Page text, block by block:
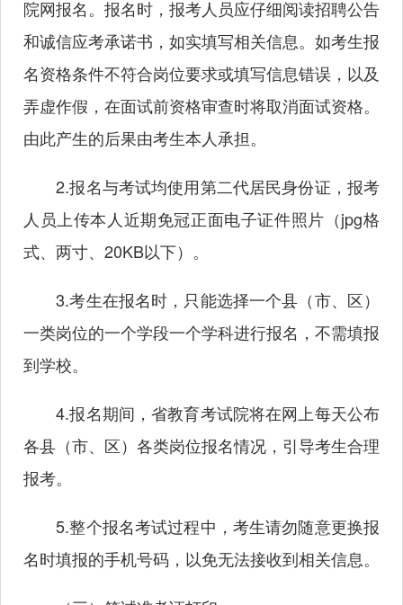
院网报名。报名时，报考人员应仔细阅读招聘公告
和诚信应考承诺书，如实填写相关信息。如考生报
名资格条件不符合岗位要求或填写信息错误，以及
弄虚作假，在面试前资格审查时将取消面试资格。
由此产生的后果由考生本人承担。
2.报名与考试均使用第二代居民身份证，报考
人员上传本人近期免冠正面电子证件照片（jpg格
式、两寸、20KB以下）。
3.考生在报名时，只能选择一个县（市、区）
一类岗位的一个学段一个学科进行报名，不需填报
到学校。
4.报名期间，省教育考试院将在网上每天公布
各县（市、区）各类岗位报名情况，引导考生合理
报考。
5.整个报名考试过程中，考生请勿随意更换报
名时填报的手机号码，以免无法接收到相关信息。